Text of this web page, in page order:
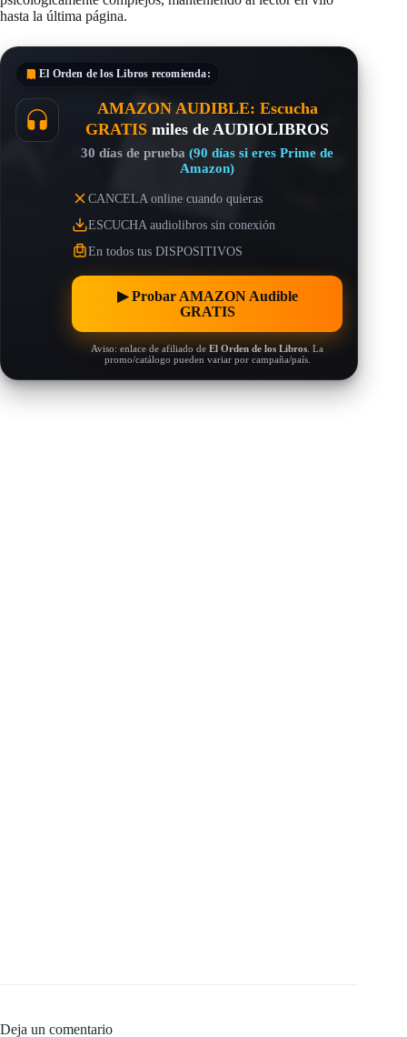
hasta la última página.
El Orden de los Libros recomienda:
AMAZON AUDIBLE: Escucha
GRATIS miles de AUDIOLIBROS
30 días de prueba(90 días si eres Prime de
Amazon)
CANCELA online cuando quieras
ESCUCHA audiolibros sin conexión
En todos tus DISPOSITIVOS
▶︎ Probar AMAZON Audible
GRATIS
Aviso: enlace de afiliado deEl Orden de los Libros . La
promo/catálogo pueden variar por campaña/país.
Deja un comentario